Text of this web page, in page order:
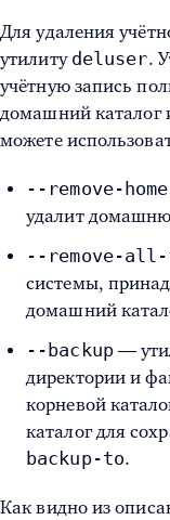
Для удаления
утилиту deluser.
учётную запись
домашний каталог
можете
--remove-home
удалит
--remove-
системы,
домашний
--backup—
директории и
корневой
каталог для
backup-to.
Как видно из